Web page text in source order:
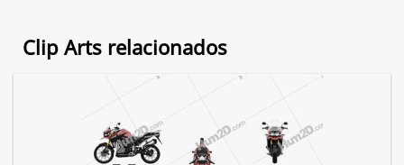
Clip Arts relacionados